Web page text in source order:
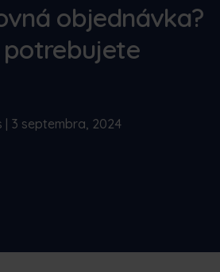
objednávka?
| 3 septembra, 2024